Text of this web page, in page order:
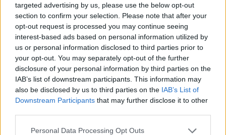
targeted advertising by us, please use the below opt-out
section to confirm your selection. Please note that after your
opt-out request is processed you may continue seeing
interest-based ads based on personal information utilized by
us or personal information disclosed to third parties prior to
your opt-out. You may separately opt-out of the further
disclosure of your personal information by third parties on the
IAB’s list of downstream participants. This information may
also be disclosed by us to third parties on the IAB’s List of
Downstream Participants that may further disclose it to other
Personal Data Processing Opt Outs